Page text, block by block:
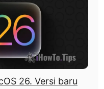
26. Versi baru